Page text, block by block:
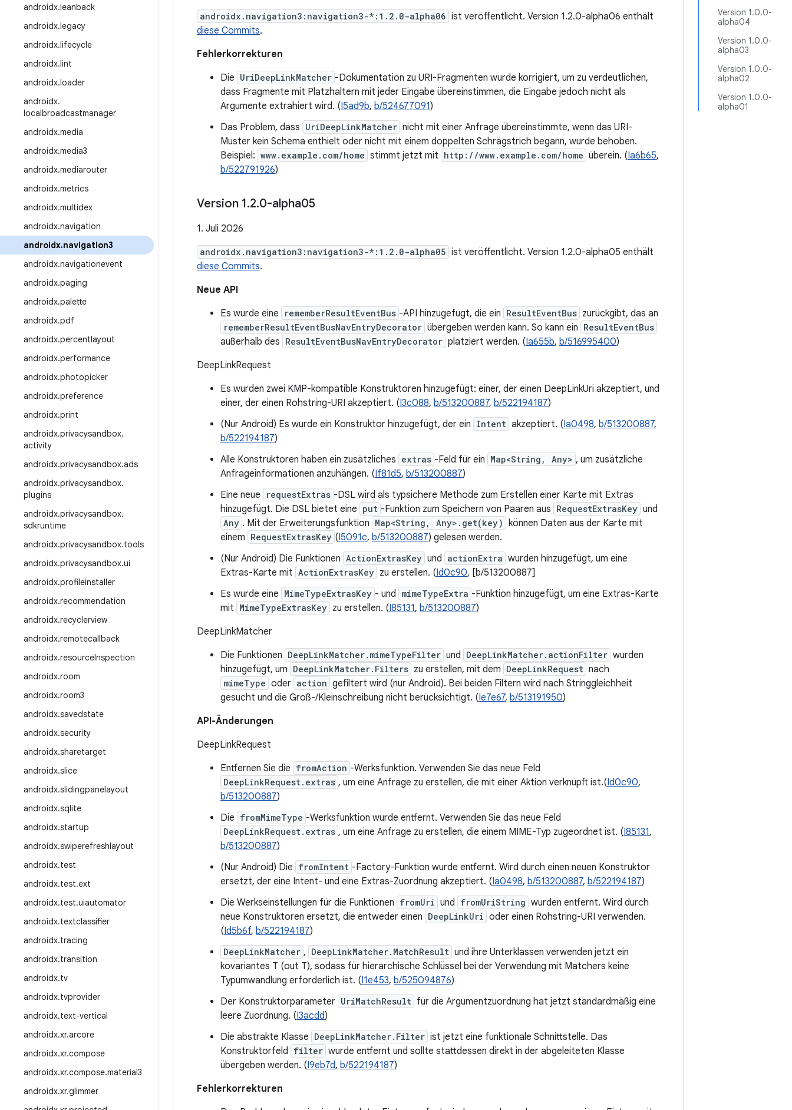
androidx.leanback
androidx.legacy
androidx.lifecycle
androidx.lint
androidx.loader
androidx.
localbroadcastmanager
androidx.media
androidx.media3
androidx.mediarouter
androidx.metrics
androidx.multidex
androidx.navigation
androidx.navigation3
androidx.navigationevent
androidx.paging
androidx.palette
androidx.pdf
androidx.percentlayout
androidx.performance
androidx.photopicker
androidx.preference
androidx.print
androidx.privacysandbox.
activity
androidx.privacysandbox.ads
androidx.privacysandbox.
plugins
androidx.privacysandbox.
sdkruntime
androidx.privacysandbox.tools
androidx.privacysandbox.ui
androidx.profileinstaller
androidx.recommendation
androidx.recyclerview
androidx.remotecallback
androidx.resourceInspection
androidx.room
androidx.room3
androidx.savedstate
androidx.security
androidx.sharetarget
androidx.slice
androidx.slidingpanelayout
androidx.sqlite
androidx.startup
androidx.swiperefreshlayout
androidx.test
androidx.test.ext
androidx.test.uiautomator
androidx.textclassifier
androidx.tracing
androidx.transition
androidx.tv
androidx.tvprovider
androidx.text-vertical
androidx.xr.arcore
androidx.xr.compose
androidx.xr.compose.material3
androidx.xr.glimmer
Version 1.0.0-
alpha04
Version 1.0.0-
alpha03
Version 1.0.0-
alpha02
Version 1.0.0-
alpha01
androidx.navigation3:navigation3-*:1.2.0-alpha06 ist veröffentlicht. Version 1.2.0-alpha06 enthält
diese Commits.
Fehlerkorrekturen
Die UriDeepLinkMatcher -Dokumentation zu URI-Fragmenten wurde korrigiert, um zu verdeutlichen,
dass Fragmente mit Platzhaltern mit jeder Eingabe übereinstimmen, die Eingabe jedoch nicht als
Argumente extrahiert wird. (I5ad9b, b/524677091)
Das Problem, dass UriDeepLinkMatcher nicht mit einer Anfrage übereinstimmte, wenn das URI-
Muster kein Schema enthielt oder nicht mit einem doppelten Schrägstrich begann, wurde behoben.
Beispiel: www.example.com/home stimmt jetzt mit http://www.example.com/home überein. (Ia6b65,
b/522791926)
Version 1.2.0-alpha05
1. Juli 2026
androidx.navigation3:navigation3-*:1.2.0-alpha05 ist veröffentlicht. Version 1.2.0-alpha05 enthält
diese Commits.
Neue API
Es wurde eine
rememberResultEventBus -API hinzugefügt, die ein ResultEventBus zurückgibt, das an
rememberResultEventBusNavEntryDecorator übergeben werden kann. So kann ein ResultEventBus
außerhalb des ResultEventBusNavEntryDecorator platziert werden. (Ia655b, b/516995400)
DeepLinkRequest
Es wurden zwei KMP-kompatible Konstruktoren hinzugefügt: einer, der einen DeepLinkUri akzeptiert, und
einer, der einen Rohstring-URI akzeptiert. (I3c088, b/513200887, b/522194187)
(Nur Android) Es wurde ein Konstruktor hinzugefügt, der ein Intent akzeptiert. (Ia0498, b/513200887,
b/522194187)
Alle Konstruktoren haben ein zusätzliches extras -Feld für ein Map<String, Any> , um zusätzliche
Anfrageinformationen anzuhängen. (If81d5, b/513200887)
Eine neue
requestExtras -DSL wird als typsichere Methode zum Erstellen einer Karte mit Extras
hinzugefügt. Die DSL bietet eine put -Funktion zum Speichern von Paaren aus RequestExtrasKey und
Any . Mit der Erweiterungsfunktion Map<String, Any>.get(key) können Daten aus der Karte mit
einem RequestExtrasKey (I5091c, b/513200887) gelesen werden.
(Nur Android) Die Funktionen ActionExtrasKey und actionExtra wurden hinzugefügt, um eine
Extras-Karte mit ActionExtrasKey zu erstellen. (Id0c90, [b/513200887]
Es wurde eine MimeTypeExtrasKey - und mimeTypeExtra -Funktion hinzugefügt, um eine Extras-Karte
mit MimeTypeExtrasKey zu erstellen. (I85131, b/513200887)
DeepLinkMatcher
Die Funktionen DeepLinkMatcher.mimeTypeFilter und DeepLinkMatcher.actionFilter wurden
hinzugefügt, um DeepLinkMatcher.Filters zu erstellen, mit dem DeepLinkRequest nach
mimeType oder action gefiltert wird (nur Android). Bei beiden Filtern wird nach Stringgleichheit
gesucht und die Groß-/Kleinschreibung nicht berücksichtigt. (Ie7e67, b/513191950)
API-Änderungen
DeepLinkRequest
Entfernen Sie die fromAction -Werksfunktion. Verwenden Sie das neue Feld
DeepLinkRequest.extras , um eine Anfrage zu erstellen, die mit einer Aktion verknüpft ist.(Id0c90,
b/513200887)
Die fromMimeType -Werksfunktion wurde entfernt. Verwenden Sie das neue Feld
DeepLinkRequest.extras , um eine Anfrage zu erstellen, die einem MIME-Typ zugeordnet ist. (I85131,
b/513200887)
(Nur Android) Die fromIntent -Factory-Funktion wurde entfernt. Wird durch einen neuen Konstruktor
ersetzt, der eine Intent- und eine Extras-Zuordnung akzeptiert. (Ia0498, b/513200887, b/522194187)
Die Werkseinstellungen für die Funktionen fromUri und fromUriString wurden entfernt. Wird durch
neue Konstruktoren ersetzt, die entweder einen DeepLinkUri oder einen Rohstring-URI verwenden.
(Id5b6f, b/522194187)
DeepLinkMatcher , DeepLinkMatcher.MatchResult und ihre Unterklassen verwenden jetzt ein
kovariantes T (out T), sodass für hierarchische Schlüssel bei der Verwendung mit Matchers keine
Typumwandlung erforderlich ist. (I1e453, b/525094876)
Der Konstruktorparameter UriMatchResult für die Argumentzuordnung hat jetzt standardmäßig eine
leere Zuordnung. (I3acdd)
Die abstrakte Klasse DeepLinkMatcher.Filter ist jetzt eine funktionale Schnittstelle. Das
Konstruktorfeld filter wurde entfernt und sollte stattdessen direkt in der abgeleiteten Klasse
übergeben werden. (I9eb7d, b/522194187)
Fehlerkorrekturen